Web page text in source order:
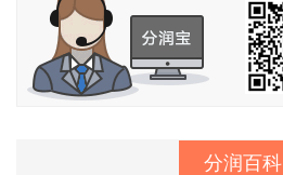
分润百科